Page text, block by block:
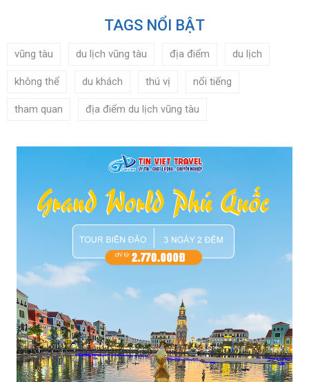
TAGS NỔI BẬT
vũng tàu du lịch vũng tàu địa điểm du lịch
không thể du khách thú vị nổi tiếng
tham quan địa điểm du lịch vũng tàu